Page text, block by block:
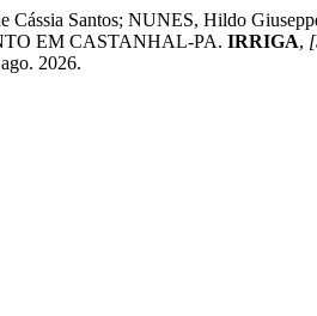
Santos; NUNES, Hildo
EM CASTANHAL-PA. IRRIGA,
2026.